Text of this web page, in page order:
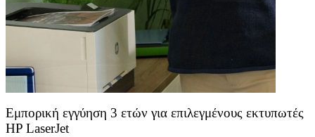
Εμπορική εγγύηση 3 ετών για επιλεγμένους εκτυπωτές
HP LaserJet